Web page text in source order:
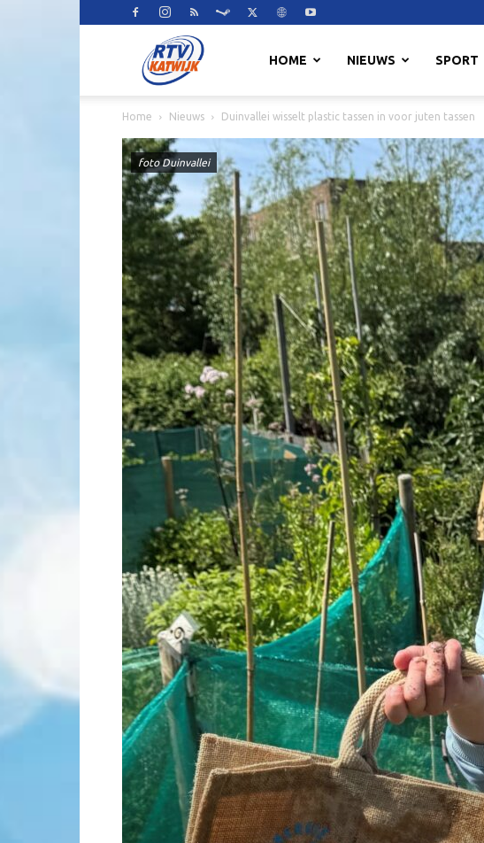
HOME NIEUWS SPORT
Home Nieuws Duinvallei wisselt plastic tassen in voor juten tassen
foto Duinvallei